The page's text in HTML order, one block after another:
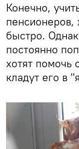
Конечно,
быстро.
постоянно
хотят помочь
кладут его в